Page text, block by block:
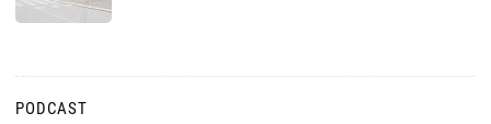
PODCAST